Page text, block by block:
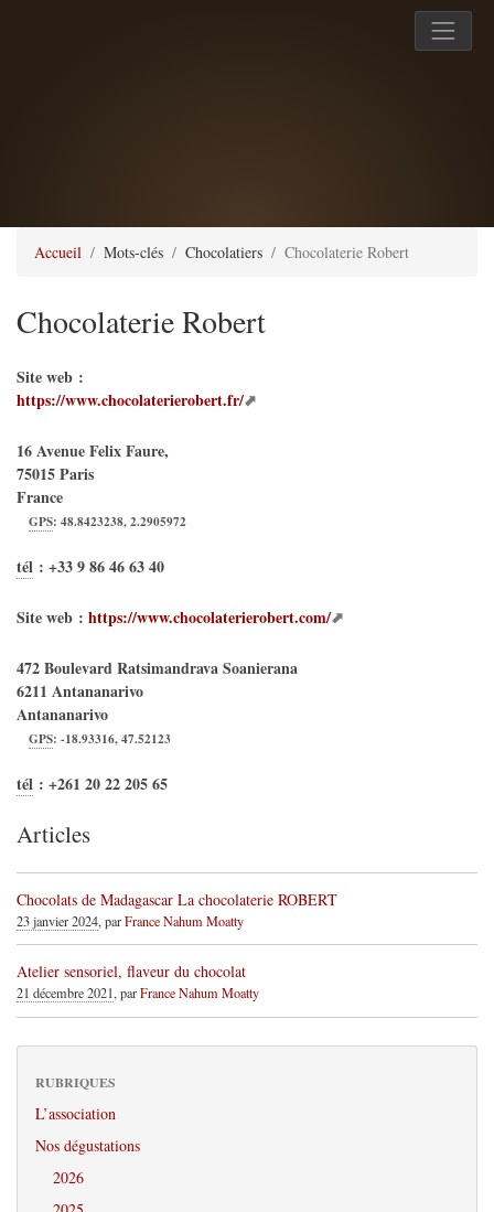
Accueil Mots-clés Chocolatiers Chocolaterie Robert
Chocolaterie Robert
Site web :
https://www.chocolaterierobert.fr/
16 Avenue Felix Faure,
75015Paris
France
GPS:48.8423238,2.2905972
tél : +33 9 86 46 63 40
Site web : https://www.chocolaterierobert.com/
472 Boulevard Ratsimandrava Soanierana
6211 Antananarivo
Antananarivo
GPS:-18.93316,47.52123
tél : +261 20 22 205 65
Articles
Chocolats de Madagascar La chocolaterie ROBERT
23 janvier 2024, parFrance Nahum Moatty
Atelier sensoriel, flaveur du chocolat
21 décembre 2021, parFrance Nahum Moatty
RUBRIQUES
L’association
Nos dégustations
2026